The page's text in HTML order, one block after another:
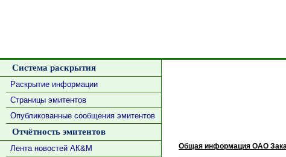
Система раскрытия
Раскрытие информации
Страницы эмитентов
Опубликованные сообщения эмитентов
Отчётность эмитентов
Лента новостей АК&М Общая информация ОАО